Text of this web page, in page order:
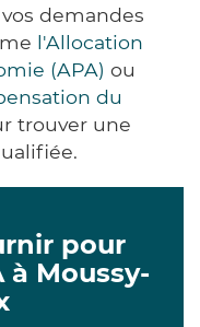
demandes
l'Allocation
(APA) ou
du
trouver une
pour
à Moussy-